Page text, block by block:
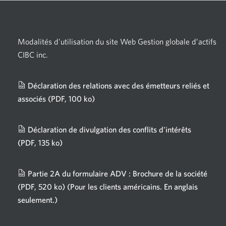
Modalités d'utilisation du site Web Gestion globale d’actifs
CIBC inc.
Déclaration des relations avec des émetteurs reliés et
associés (PDF, 100 ko)
fenêtre
Déclaration de divulgation des conflits d'intérêts
(PDF, 135 ko)
fenêtre
s'affichera.
Partie 2A du formulaire ADV : Brochure de la société
(PDF, 520 ko) (Pour les clients américains. En anglais
seulement.)